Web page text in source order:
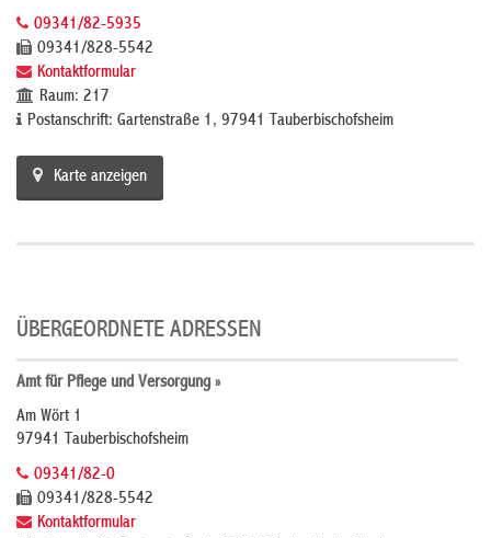
09341/82-5935
09341/828-5542
Kontaktformular
Raum: 217
Postanschrift: Gartenstraße 1, 97941 Tauberbischofsheim
Karte anzeigen
ÜBERGEORDNETE ADRESSEN
Amt für Pflege und Versorgung »
Am Wört 1
97941 Tauberbischofsheim
09341/82-0
09341/828-5542
Kontaktformular